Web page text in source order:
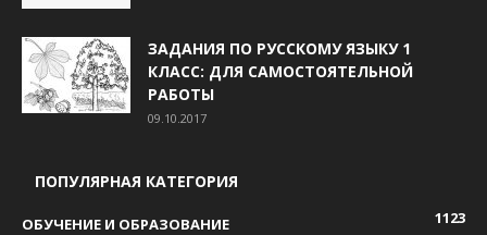
ЗАДАНИЯ ПО РУССКОМУ ЯЗЫКУ 1
КЛАСС: ДЛЯ САМОСТОЯТЕЛЬНОЙ
РАБОТЫ
09.10.2017
ПОПУЛЯРНАЯ КАТЕГОРИЯ
ОБУЧЕНИЕ И ОБРАЗОВАНИЕ
1123